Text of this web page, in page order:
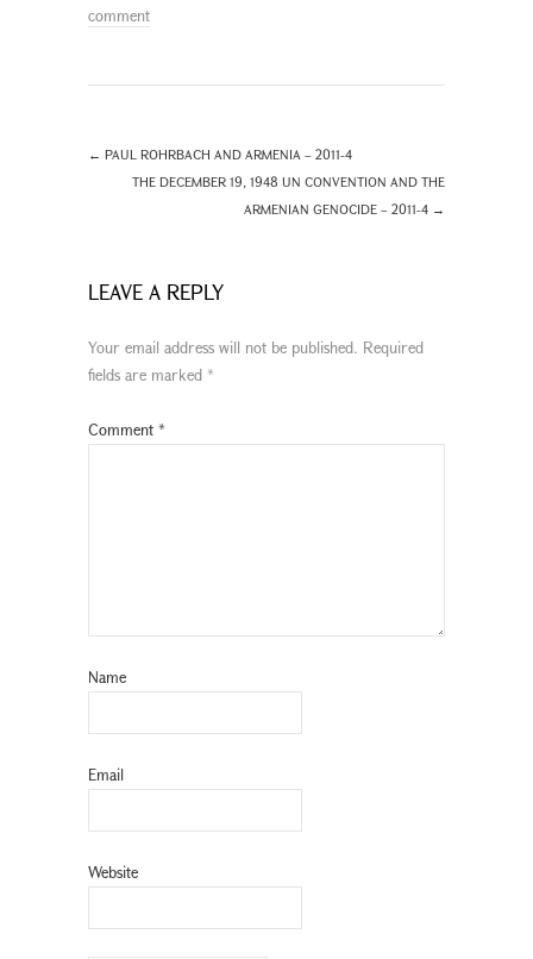
comment
← PAUL ROHRBACH AND ARMENIA – 2011-4
THE DECEMBER 19, 1948 UN CONVENTION AND THE
ARMENIAN GENOCIDE – 2011-4 →
LEAVE A REPLY
Your email address will not be published. Required
fields are marked *
Comment *
Name
Email
Website